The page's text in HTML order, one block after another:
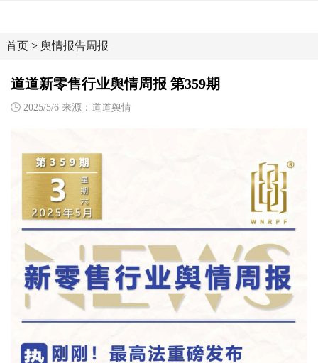
首页 > 舆情报告周报
道道新零售行业舆情周报 第359期
2025/5/6 来源：道道舆情